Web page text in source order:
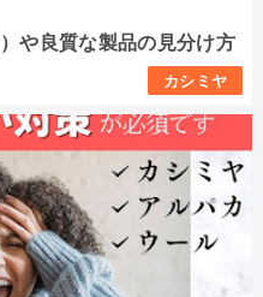
や良質な製品の見分け方
カシミヤ